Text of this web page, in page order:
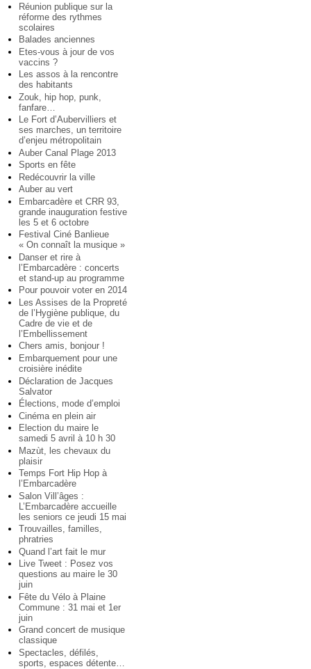
Réunion publique sur la
réforme des rythmes
scolaires
Balades anciennes
Etes-vous à jour de vos
vaccins ?
Les assos à la rencontre
des habitants
Zouk, hip hop, punk,
fanfare…
Le Fort d’Aubervilliers et
ses marches, un territoire
d’enjeu métropolitain
Auber Canal Plage 2013
Sports en fête
Redécouvrir la ville
Auber au vert
Embarcadère et CRR 93,
grande inauguration festive
les 5 et 6 octobre
Festival Ciné Banlieue
« On connaît la musique »
Danser et rire à
l’Embarcadère : concerts
et stand-up au programme
Pour pouvoir voter en 2014
Les Assises de la Propreté
de l’Hygiène publique, du
Cadre de vie et de
l’Embellissement
Chers amis, bonjour !
Embarquement pour une
croisière inédite
Déclaration de Jacques
Salvator
Élections, mode d’emploi
Cinéma en plein air
Election du maire le
samedi 5 avril à 10 h 30
Mazùt, les chevaux du
plaisir
Temps Fort Hip Hop à
l’Embarcadère
Salon Vill’âges :
L’Embarcadère accueille
les seniors ce jeudi 15 mai
Trouvailles, familles,
phratries
Quand l’art fait le mur
Live Tweet : Posez vos
questions au maire le 30
juin
Fête du Vélo à Plaine
Commune : 31 mai et 1er
juin
Grand concert de musique
classique
Spectacles, défilés,
sports, espaces détente…